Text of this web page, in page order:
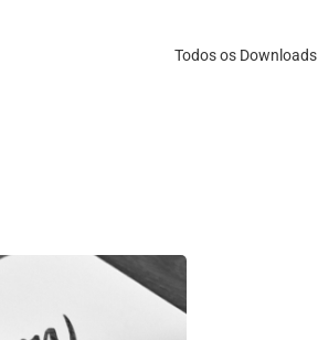
Todos os Downloads